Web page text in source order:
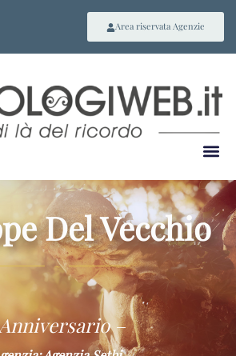
Area riservata Agenzie
Del Vecchio
~
–